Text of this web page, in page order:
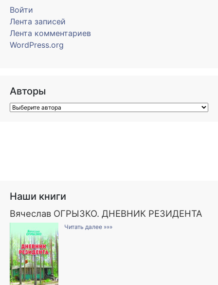
Войти
Лента записей
Лента комментариев
WordPress.org
Авторы
Наши книги
Вячеслав ОГРЫЗКО. ДНЕВНИК РЕЗИДЕНТА
Читать далее »»»